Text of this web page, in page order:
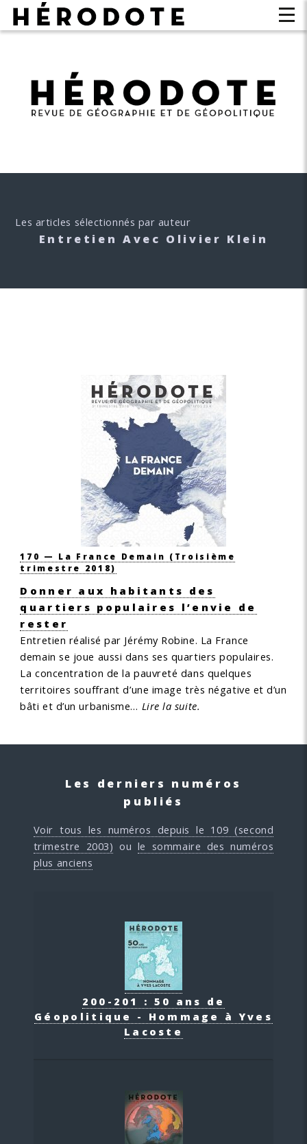
Les articles sélectionnés par auteur
Entretien Avec Olivier Klein
170 — La France Demain (Troisième
trimestre 2018)
Donner aux habitants des
quartiers populaires l’envie de
rester
Entretien réalisé par Jérémy Robine. La France
demain se joue aussi dans ses quartiers populaires.
La concentration de la pauvreté dans quelques
territoires souffrant d’une image très négative et d’un
bâti et d’un urbanisme… Lire la suite.
Les derniers numéros
publiés
Voir tous les numéros depuis le 109 (second
trimestre 2003) ou le sommaire des numéros
plus anciens
200-201 : 50 ans de
Géopolitique - Hommage à Yves
Lacoste